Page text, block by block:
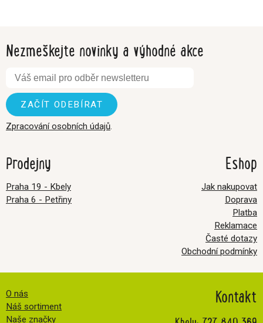
Nezmeškejte novinky a výhodné akce
Zpracování osobních údajů.
Prodejny
Praha 19 - Kbely
Praha 6 - Petřiny
Kontakt
Eshop
Jak nakupovat
Doprava
Platba
Reklamace
Časté dotazy
Obchodní podmínky
O nás
Náš sortiment
Naše značky